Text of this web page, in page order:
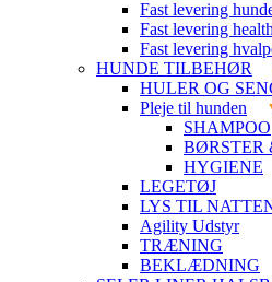
Fast levering
Fast levering
Fast levering
HUNDE TILBEHØR
HULER OG
Pleje til hunden
SHAMPOO
BØRSTER
HYGIENE
LEGETØJ
LYS TIL
Agility Udstyr
TRÆNING
BEKLÆDNING